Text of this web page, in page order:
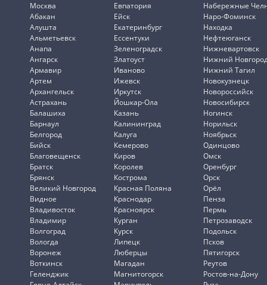
Москва
Абакан
Алушта
Альметьевск
Анапа
Ангарск
Армавир
Артем
Архангельск
Астрахань
Балашиха
Барнаул
Белгород
Бийск
Благовещенск
Братск
Брянск
Великий Новгород
Видное
Владивосток
Владимир
Волгоград
Вологда
Воронеж
Воткинск
Геленджик
Евпатория
Ейск
Екатеринбург
Ессентуки
Зеленоградск
Златоуст
Иваново
Ижевск
Иркутск
Йошкар-Ола
Казань
Калининград
Калуга
Кемерово
Киров
Королев
Кострома
Красная Поляна
Краснодар
Красноярск
Курган
Курск
Липецк
Люберцы
Магадан
Магнитогорск
Набережные
Наро-Фоминск
Находка
Нефтеюганск
Нижневартовск
Нижний
Нижний Тагил
Новокузнецк
Новороссийск
Новосибирск
Ногинск
Норильск
Ноябрьск
Одинцово
Омск
Оренбург
Орск
Орёл
Пенза
Пермь
Петрозаводск
Подольск
Псков
Пятигорск
Реутов
Ростов-на-Дону